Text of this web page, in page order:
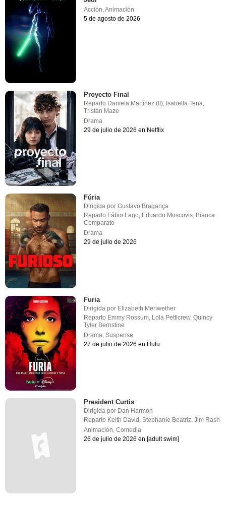
Acción,Animación
5 de agosto de 2026
Proyecto Final
Reparto Daniela Martínez (II), Isabella Tena,
Tristán Maze
Drama
29 de julio de 2026 en Netflix
Fúria
Dirigida porGustavo Bragança
Reparto Fábio Lago Eduardo Moscovis Bianca
Comparato
Drama
29 de julio de 2026
Furia
Dirigida por Elizabeth Meriwether
Reparto Emmy Rossum, Lola Petticrew,Quincy
Tyler Bernstine
Drama,Suspense
27 de julio de 2026 en Hulu
President Curtis
Dirigida por Dan Harmon
Reparto Keith David ,Stephanie Beatriz,Jim Rash
Animación,Comedia
26 de julio de 2026 en [adult swim]